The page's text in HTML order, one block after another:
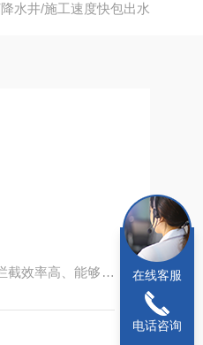
水井/施工速度快包出水
截效率高、能够增
在线客服
电话咨询